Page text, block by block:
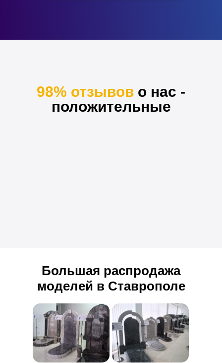
98% отзывов о нас -
положительные
Большая распродажа
моделей в Ставрополе